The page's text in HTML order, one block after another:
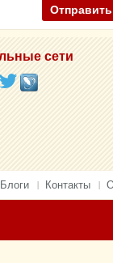
сети
Блоги Контакты